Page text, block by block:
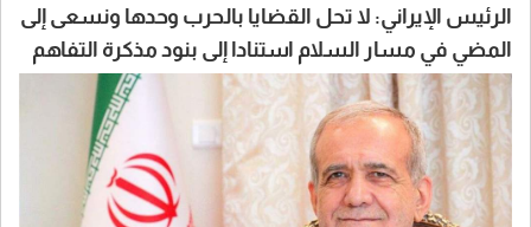
الرئيس الإيراني: لا تحل القضايا بالحرب وحدها ونسعى إلى
المضي في مسار السلام استنادا إلى بنود مذكرة التفاهم